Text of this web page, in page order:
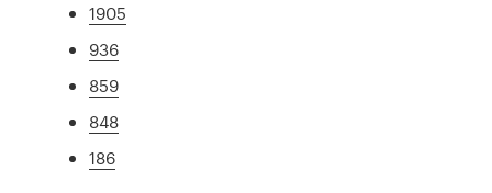
1905
936
859
848
186